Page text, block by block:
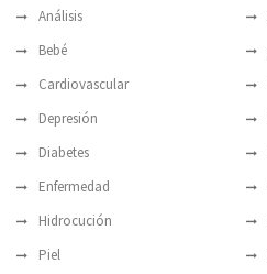
Análisis
Bebé
Cardiovascular
Depresión
Diabetes
Enfermedad
Hidrocución
Piel